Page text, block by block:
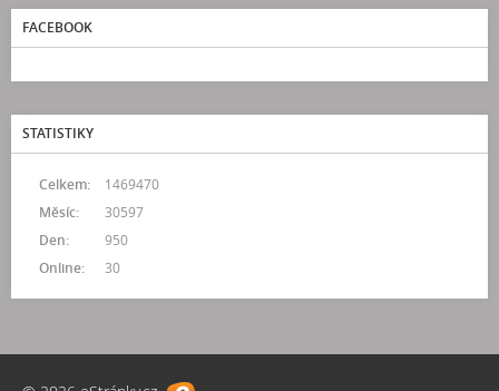
FACEBOOK
STATISTIKY
Online: 30
Celkem:
1469470
Měsíc:
30597
Den:
950